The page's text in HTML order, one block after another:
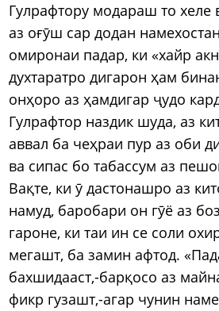
Гулрафтору модараш то хеле
аз оғӯш сар додан
омиронаи падар, ки «хайр
духтаратро дигарон ҳам
онҳоро аз ҳамдигар ҷудо
Гулрафтор наздик шуда, аз
аввал ба чеҳраи пур аз оби
ва сипас бо табассум аз
Вақте, ки ӯ дастонашро аз
намуд, баробари он гӯё аз
гароне, ки таи ин се соли
мегашт, ба замин афтод.
бахшидааст,-барқосо аз
фикр гузашт,-агар чунин